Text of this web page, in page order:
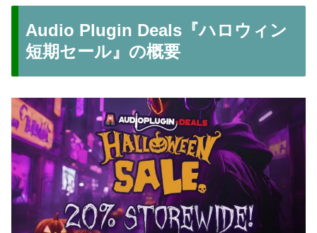
Audio Plugin Deals『ハロウィン
短期セール』の概要